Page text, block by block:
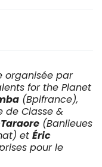
organisée par
for the Planet
(Bpifrance),
de Classe &
(Banlieues
et Éric
pour le